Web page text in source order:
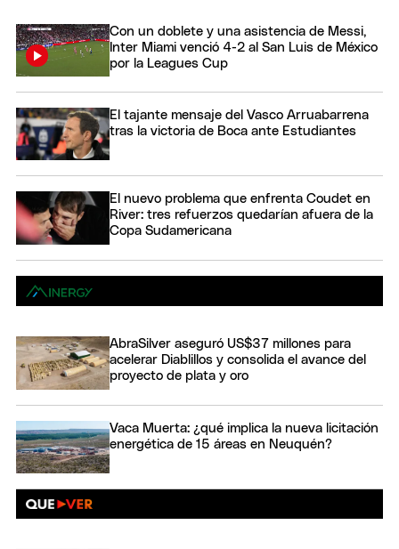
Con un doblete y una asistencia de Messi,
Inter Miami venció 4-2 al San Luis de México
por la Leagues Cup
El tajante mensaje del Vasco Arruabarrena
tras la victoria de Boca ante Estudiantes
El nuevo problema que enfrenta Coudet en
River: tres refuerzos quedarían afuera de la
Copa Sudamericana
AbraSilver aseguró US$37 millones para
acelerar Diablillos y consolida el avance del
proyecto de plata y oro
Vaca Muerta: ¿qué implica la nueva licitación
energética de 15 áreas en Neuquén?